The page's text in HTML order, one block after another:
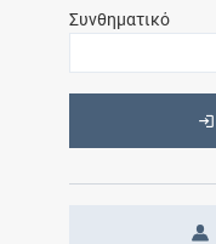
Συνθηματικό